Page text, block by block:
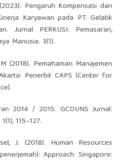
Pengaruh Kompensasi dan
Karyawan pada PT. Gelatik
Jurnal PERKUSI: Pemasaran,
Manusia. 3(1).
(2018). Pemahaman Manajemen
Penerbit CAPS (Center for
2014 / 2015. GCOUNS Jurnal:
115–127.
J. (2018). Human Resources
Approach. Singapore: